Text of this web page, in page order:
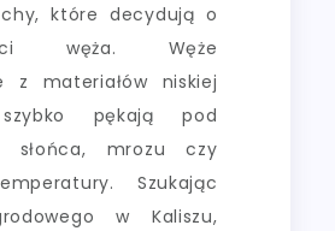
które decydują o
węża. Węże
z materiałów niskiej
pękają pod
słońca, mrozu czy
Szukając
w Kaliszu,